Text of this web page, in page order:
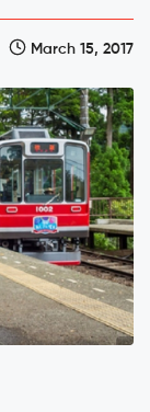
March 15, 2017